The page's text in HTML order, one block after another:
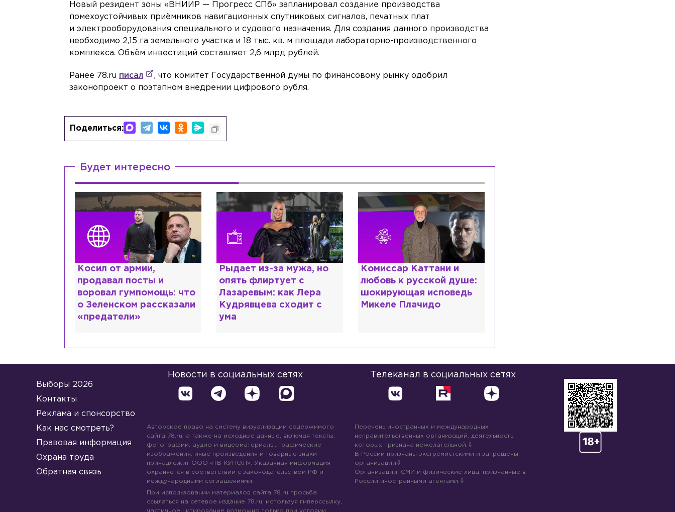
Новый резидент зоны «ВНИИР — Прогресс СПб» запланировал создание производства
помехоустойчивых приёмников навигационных спутниковых сигналов, печатных плат
и электрооборудования специального и судового назначения. Для создания данного производства
необходимо 2,15 га земельного участка и 18 тыс. кв. м площади лабораторно-производственного
комплекса. Объём инвестиций составляет 2,6 млрд рублей.
Ранее 78.ru писал
, что комитет Государственной думы по финансовому рынку одобрил
законопроект о поэтапном внедрении цифрового рубля.
Поделиться:
Будет интересно
Рыдает из-за мужа, но
опять флиртует с
Лазаревым: как Лера
Кудрявцева сходит с
ума
Комиссар Каттани и
любовь к русской душе:
шокирующая исповедь
Микеле Плачидо
Специалист с напрасным
дипломом: почему мир
разочаровался в высшем
образовании?
Выборы 2026
Контакты
Реклама и спонсорство
Как нас смотреть?
Правовая информация
Охрана труда
Обратная связь
Новости в социальных сетях Телеканал в социальных сетях
Авторское право на систему визуализации содержимого
сайта 78.ru, а также на исходные данные, включая тексты,
фотографии, аудио и видеоматериалы, графические
изображения, иные произведения и товарные знаки
принадлежит ООО «ТВ КУПОЛ». Указанная информация
охраняется в соответствии с законодательством РФ и
международными соглашениями.
При использовании материалов сайта 78.ru просьба
ссылаться на сетевое издание 78.ru, используя гиперссылку,
частичное цитирование возможно только при условии
Перечень иностранных и международных
неправительственных организаций, деятельность
которых признана нежелательной:
В России признаны экстремистскими и запрещены
организации
Организации, СМИ и физические лица, признанные в
России иностранными агентами: